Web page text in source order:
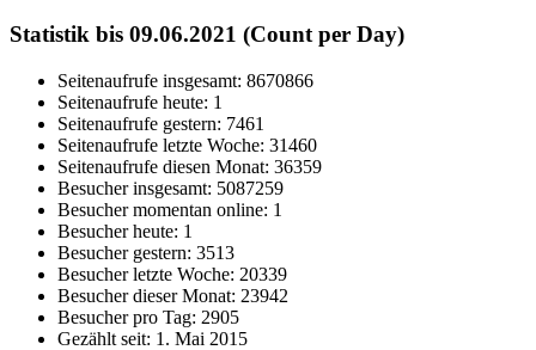
Statistik bis 09.06.2021 (Count per Day)
Seitenaufrufe insgesamt: 8670866
Seitenaufrufe heute: 1
Seitenaufrufe gestern: 7461
Seitenaufrufe letzte Woche: 31460
Seitenaufrufe diesen Monat: 36359
Besucher insgesamt: 5087259
Besucher momentan online: 1
Besucher heute: 1
Besucher gestern: 3513
Besucher letzte Woche: 20339
Besucher dieser Monat: 23942
Besucher pro Tag: 2905
Gezählt seit: 1. Mai 2015